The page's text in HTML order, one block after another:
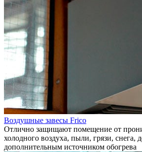
Воздушные завесы Frico
Отлично защищают помещение от
холодного воздуха, пыли, грязи, снега,
дополнительным источником обогрева